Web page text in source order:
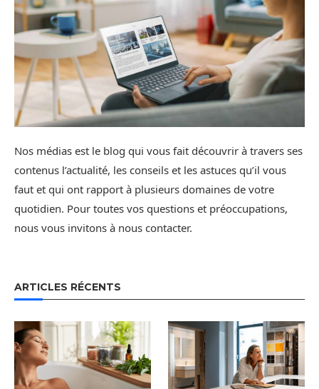
Nos médias est le blog qui vous fait découvrir à travers ses
contenus l’actualité, les conseils et les astuces qu’il vous
faut et qui ont rapport à plusieurs domaines de votre
quotidien. Pour toutes vos questions et préoccupations,
nous vous invitons à nous contacter.
ARTICLES RÉCENTS